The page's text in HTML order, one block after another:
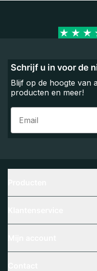
Schrijf u in voor de
Blijf op de hoogte van
producten en meer!
Email